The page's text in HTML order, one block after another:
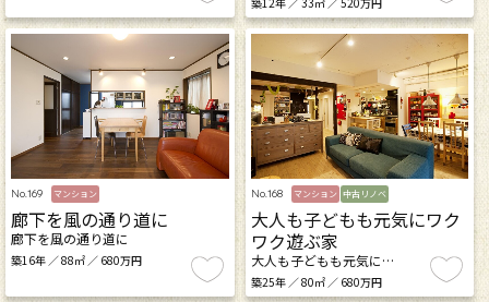
No.169 マンション
廊下を風の通り道に
廊下を風の通り道に
築16年 ／ 88㎡ ／ 680万円
No.168 マンション 中古リノベ
大人も子どもも元気にワク
ワク遊ぶ家
大人も子どもも元気に…
築25年 ／ 80㎡ ／ 680万円